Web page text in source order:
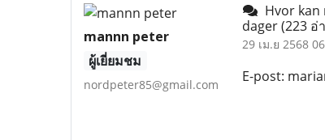
mannn peter
ผู้เยี่ยมชม
nordpeter85@gmail.com
Hvor kan
dager(223 อ่
29 เม.ย 2568
E-post: